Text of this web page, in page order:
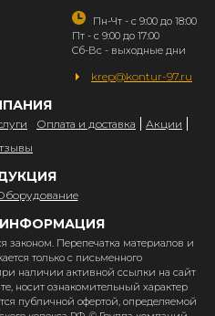
Пн-Чт - с 9:00 до 18:00
Пт - с 9:00 до 17:00
Сб-Вс - выходные дни
krep@kontur-97.ru
Оплата и доставка
Акции
Перепечатка материалов и
только с письменного
наличии активной ссылки на сайт
носит ознакомительный характер
публичной офертой, определяемой